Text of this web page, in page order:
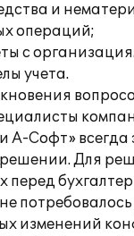
и
операций;
с
учета.
А-Софт» всегда
Для
перед
изменений